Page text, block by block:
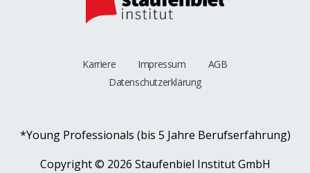
Karriere Impressum
AGB
Datenschutzerklärung
*Young Professionals (bis 5 Jahre Berufserfahrung)
Copyright © 2026 Staufenbiel Institut GmbH